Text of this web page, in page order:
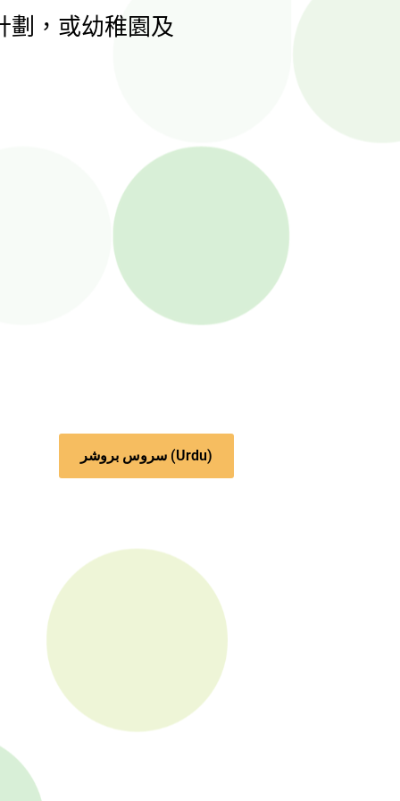
劃，或幼稚園及
سروس بروشر (Urdu)